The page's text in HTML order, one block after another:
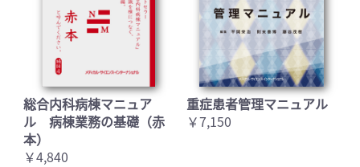
総合内科病棟マニュア
ル 病棟業務の基礎（赤
本）
￥4,840
重症患者管理マニュアル
￥7,150